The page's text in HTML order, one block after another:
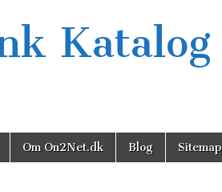
Katalog
Om On2Net.dk Blog Sitemap